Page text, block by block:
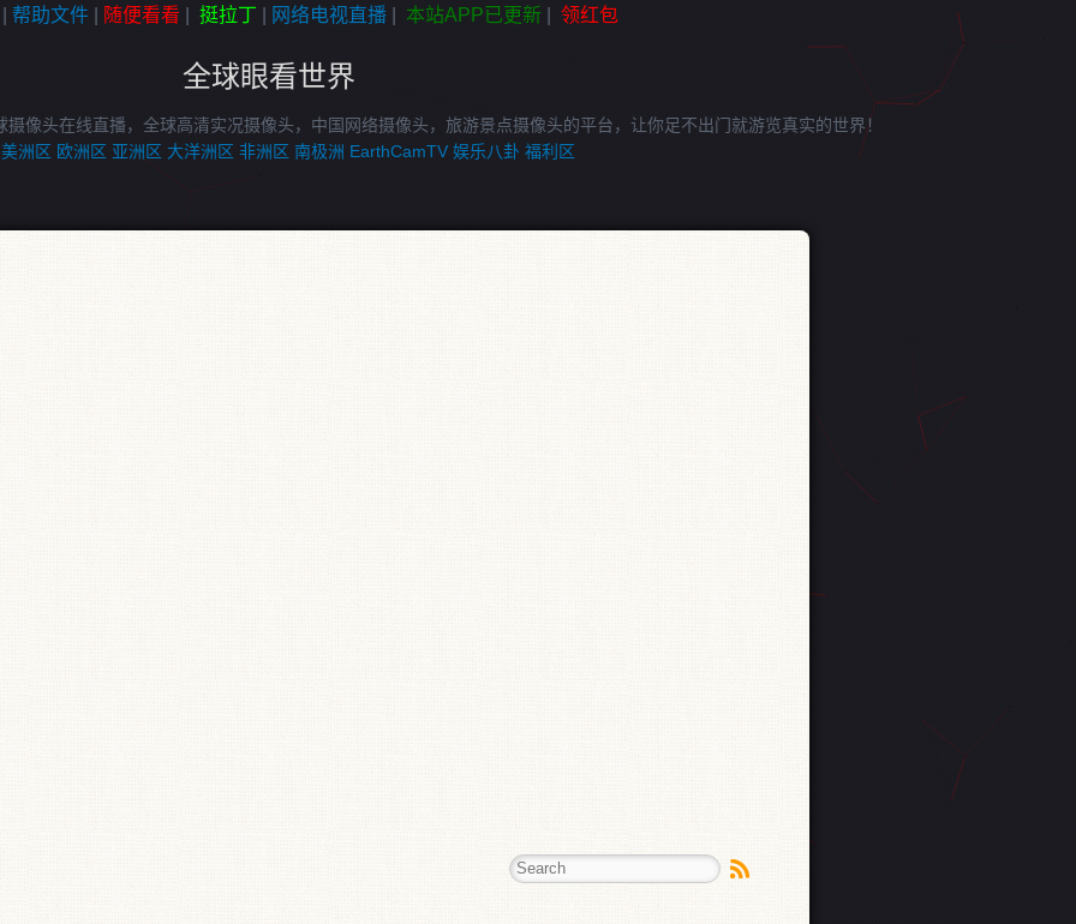
帮助文件| 随便看看 挺拉丁 网络电视直播| 本站APP已更新| 领红包
全球眼看世界
像头在线直播，全球高清实况摄像头，中国网络摄像头，旅游景点摄像头的平台，让你足不出门就游览真实的世界！
美洲区 欧洲区 亚洲区 大洋洲区 非洲区 南极洲 EarthCamTV 娱乐八卦 福利区